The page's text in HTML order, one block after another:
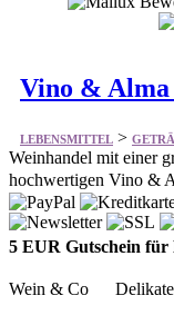
Vino & Alma
LEBENSMITTEL >
Weinhandel mit einer
hochwertigen Vino &
5 EUR Gutschein für
Wein & Co